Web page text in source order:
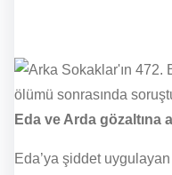
Eda ve Arda gözaltına
Eda’ya şiddet